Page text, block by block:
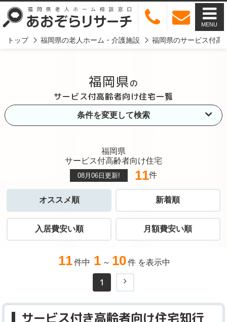
MENU
トップ 福岡県の老人ホーム・介護施設 福岡県のサービス付高
福岡県の
サービス付高齢者向け住宅一覧
条件を変更して検索
福岡県
サービス付高齢者向け住宅
08月06日 更新! 11件
オススメ順 新着順
入居費安い順 月額費安い順
11件中 1 ～ 10件 を表示中
1
サービス付き高齢者向け住宅知行